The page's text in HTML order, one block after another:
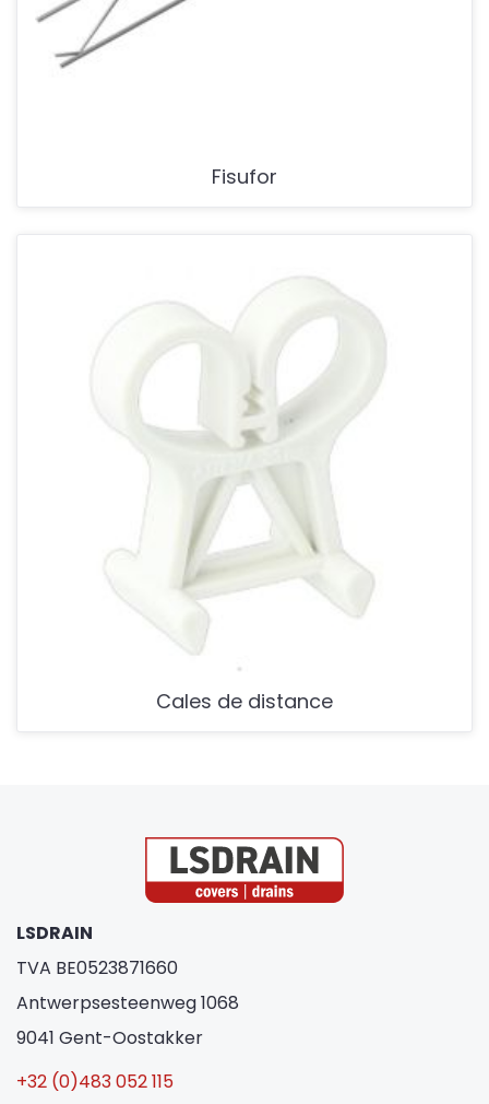
Fisufor
Cales de distance
LSDRAIN
TVA BE0523871660
Antwerpsesteenweg 1068
9041 Gent-Oostakker
+32 (0)483 052 115